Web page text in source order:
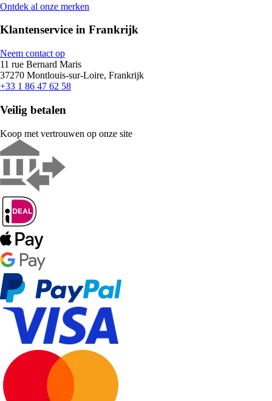
Ontdek al onze merken
Klantenservice in Frankrijk
Neem contact op
11 rue Bernard Maris
37270 Montlouis-sur-Loire, Frankrijk
+33 1 86 47 62 58
Veilig betalen
Koop met vertrouwen op onze site